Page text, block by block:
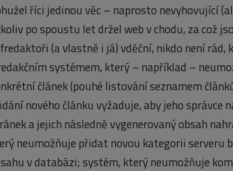
říci jedinou věc – naprosto nevyhovující
po spoustu let držel web v chodu, za což
(a vlastně i já) vděční, nikdo není rád,
systémem, který – například –
článek (pouhé listování seznamem
nového článku vyžaduje, aby jeho
a jejich následně vygenerovaný obsah
neumožňuje přidat novou kategorii serveru
v databázi; systém, který neumožňuje